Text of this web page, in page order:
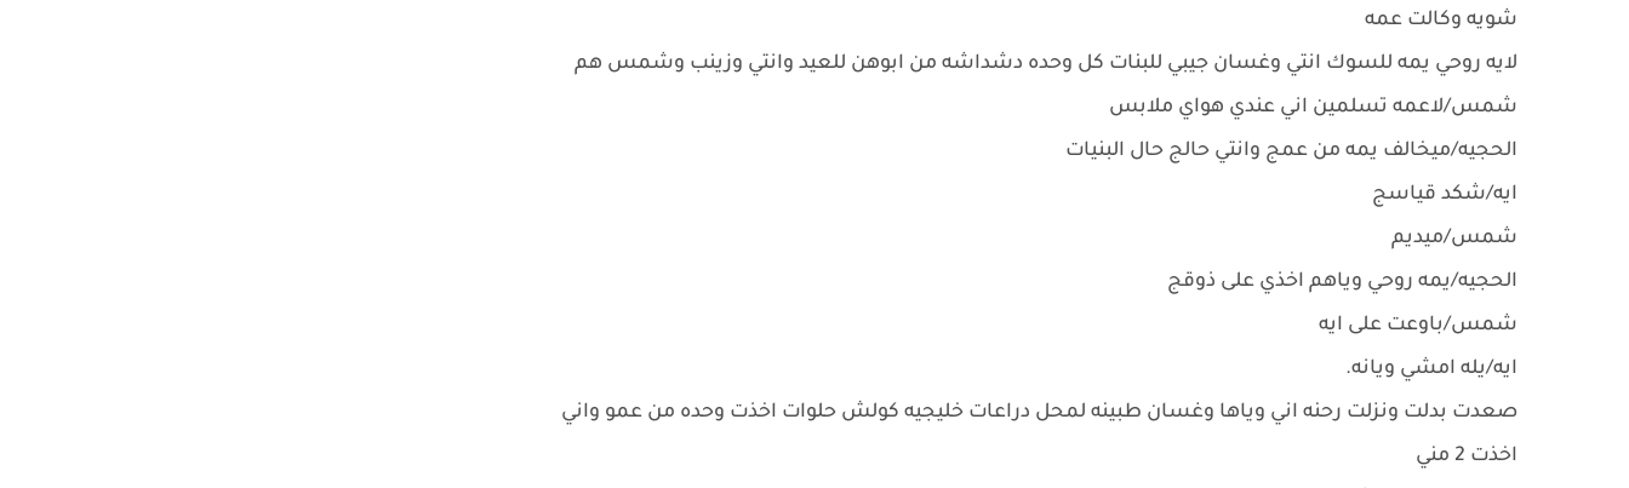
شويه وكالت عمه
لايه روحي يمه للسوك انتي وغسان جيبي للبنات كل وحده دشداشه من ابوهن للعيد وانتي وزينب وشمس هم
شمس/لاعمه تسلمين اني عندي هواي ملابس
الحجيه/ميخالف يمه من عمج وانتي حالج حال البنيات
ايه/شكد قياسج
شمس/ميديم
الحجيه/يمه روحي وياهم اخذي على ذوقج
شمس/باوعت على ايه
ايه/يله امشي ويانه.
صعدت بدلت ونزلت رحنه اني وياها وغسان طبينه لمحل دراعات خليجيه كولش حلوات اخذت وحده من عمو واني
اخذت 2 مني